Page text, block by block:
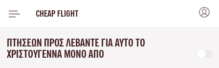
CHEAP FLIGHT
ΠΤΉΣΕΩΝ ΠΡΟΣ ΛΕΒΆΝΤΕ ΓΙΑ ΑΥΤΌ ΤΟ
ΧΡΙΣΤΟΎΓΕΝΝΑ ΜΌΝΟ ΑΠΌ